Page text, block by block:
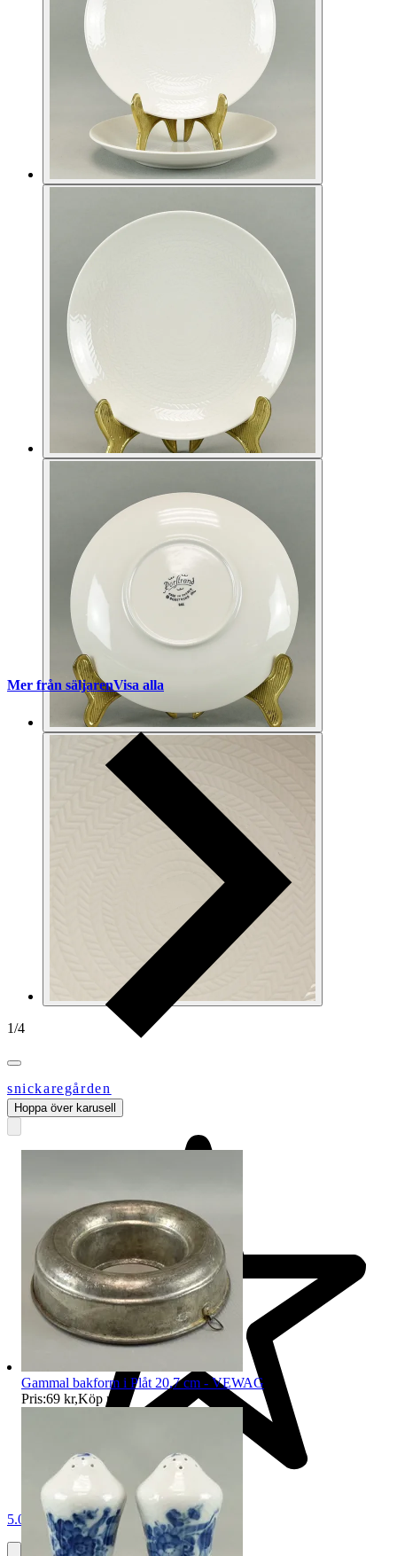
1/4
snickaregården
5.0
Mer från säljarenVisa alla
Hoppa över karusell
Gammal bakform i Plåt 20,7 cm - VEWAG
Pris:69 kr,Köp nu